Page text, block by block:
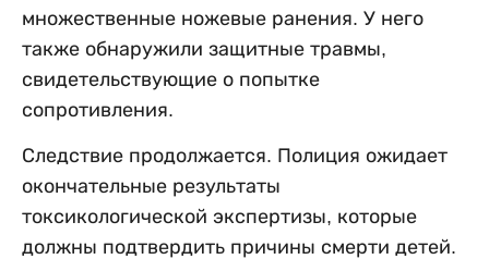
множественные ножевые ранения. У него
также обнаружили защитные травмы,
свидетельствующие о попытке
сопротивления.
Следствие продолжается. Полиция ожидает
окончательные результаты
токсикологической экспертизы, которые
должны подтвердить причины смерти детей.